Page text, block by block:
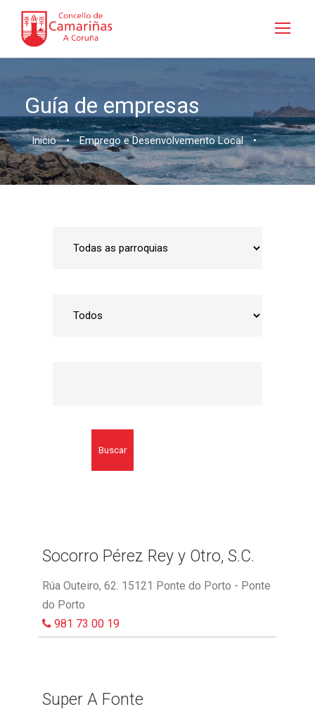
Guía de empresas
Inicio • Emprego e Desenvolvemento Local •
Buscar
Socorro Pérez Rey y Otro, S.C.
Rúa Outeiro, 62. 15121 Ponte do Porto - Ponte
do Porto
981 73 00 19
Super A Fonte